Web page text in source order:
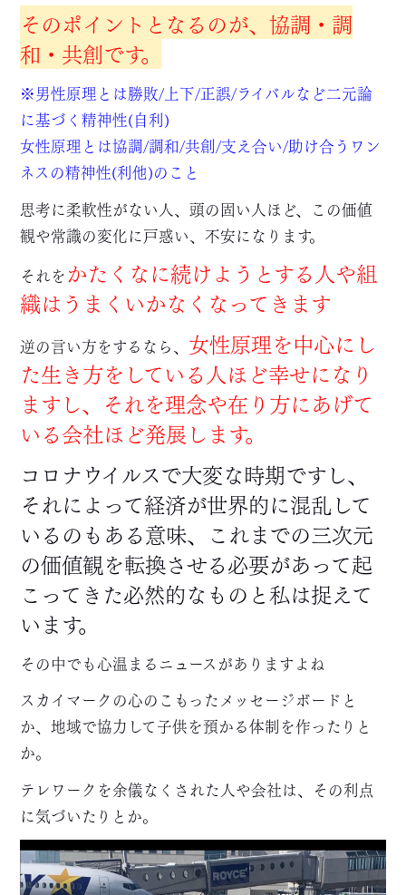
そのポイントとなるのが、協調・調
和・共創です。
※男性原理とは勝敗/上下/正誤/ライバルなど二元論
に基づく精神性(自利)
女性原理とは協調/調和/共創/支え合い/助け合うワン
ネスの精神性(利他)のこと
思考に柔軟性がない人、頭の固い人ほど、この価値
観や常識の変化に戸惑い、不安になります。
それをかたくなに続けようとする人や組
織はうまくいかなくなってきます
逆の言い方をするなら、 女性原理を中心にし
た生き方をしている人ほど幸せになり
ますし、それを理念や在り方にあげて
いる会社ほど発展します。
コロナウイルスで大変な時期ですし、
それによって経済が世界的に混乱して
いるのもある意味、これまでの三次元
の価値観を転換させる必要があって起
こってきた必然的なものと私は捉えて
います。
その中でも心温まるニュースがありますよね
スカイマークの心のこもったメッセージボードと
か、地域で協力して子供を預かる体制を作ったりと
か。
テレワークを余儀なくされた人や会社は、その利点
に気づいたりとか。